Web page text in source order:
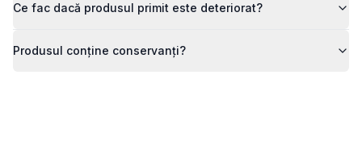
Ce fac dacă produsul primit este deteriorat?
Produsul conține conservanți?